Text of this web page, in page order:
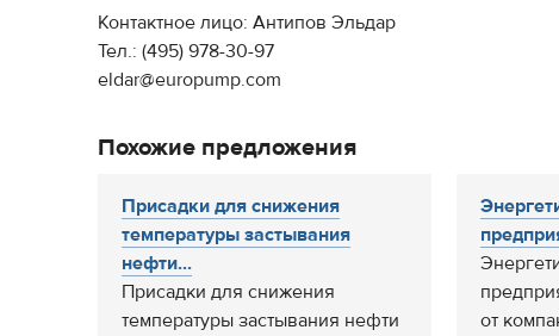
Контактное лицо: Антипов Эльдар
Тел.: (495) 978-30-97
eldar@europump.com
Похожие предложения
Присадки для снижения
температуры застывания
нефти...
Присадки для снижения
температуры застывания нефти
от